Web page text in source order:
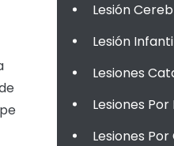
Lesión
Lesión
Lesiones
Lesiones
Lesiones